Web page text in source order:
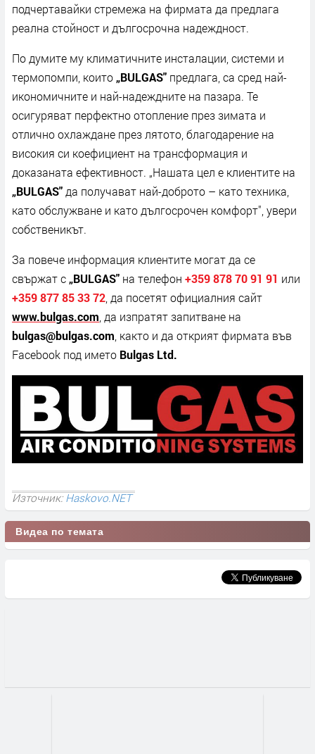
подчертавайки стремежа на фирмата да предлага
реална стойност и дългосрочна надеждност.
По думите му климатичните инсталации, системи и
термопомпи, които„BULGAS" предлага, са сред най-
икономичните и най-надеждните на пазара. Те
осигуряват перфектно отопление през зимата и
отлично охлаждане през лятото, благодарение на
високия си коефициент на трансформация и
доказаната ефективност. „Нашата цел е клиентите на
„BULGAS" да получават най-доброто – като техника,
като обслужване и като дългосрочен комфорт", увери
собственикът.
За повече информация клиентите могат да се
свържат с„BULGAS" на телефон +359 878 70 91 91 или
+359 877 85 33 72 , да посетят официалния сайт
www.bulgas.com , да изпратят запитване на
bulgas@bulgas.com , както и да открият фирмата във
Facebook под името Bulgas Ltd.
Източник:Haskovo.NET
Видеа по темата